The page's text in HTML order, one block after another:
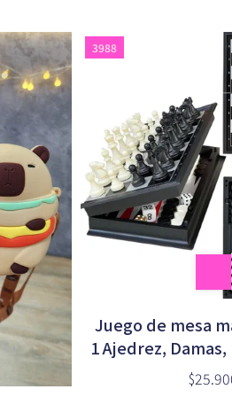
3988
Juego de mesa
1 Ajedrez,